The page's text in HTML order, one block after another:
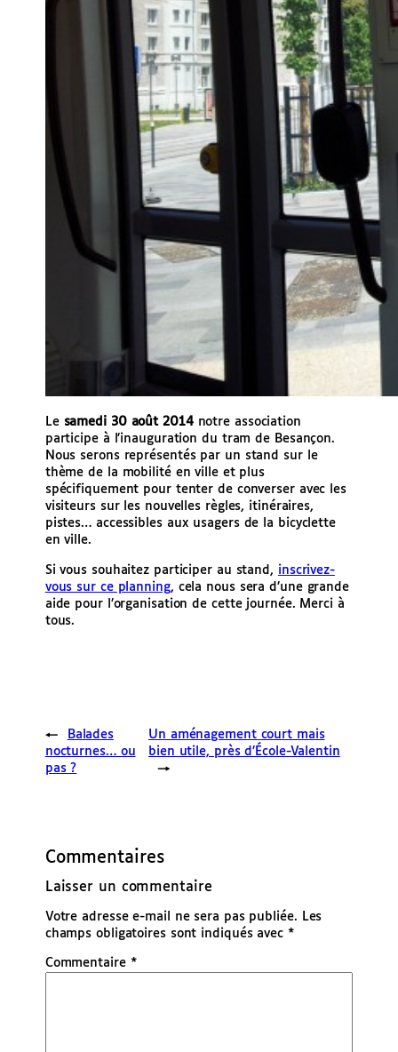
Le samedi 30 août 2014notre association
participe à l’inauguration du tram de Besançon.
Nous serons représentés par un stand sur le
thème de la mobilité en ville et plus
spécifiquement pour tenter de converser avec les
visiteurs sur les nouvelles règles, itinéraires,
pistes… accessibles aux usagers de la bicyclette
en ville.
Si vous souhaitez participer au stand, inscrivez-
vous sur ce planning, cela nous sera d’une grande
aide pour l’organisation de cette journée. Merci à
tous.
←
Balades
nocturnes… ou
pas ?
Un aménagement court mais
bien utile, près d’École-Valentin
→
Commentaires
Laisser un commentaire
Votre adresse e-mail ne sera pas publiée.
Les
champs obligatoires sont indiqués avec *
Commentaire *